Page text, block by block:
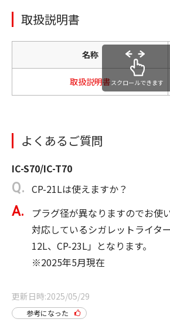
取扱説明書
名称
取扱説明書スクロールできます
よくあるご質問
IC-S70/IC-T70
CP-21Lは使えますか？
プラグ径が異なりますのでお使
対応しているシガレットライタ
12L、CP-23L」となります。
※2025年5月現在
更新日時 2025/05/29
参考になった